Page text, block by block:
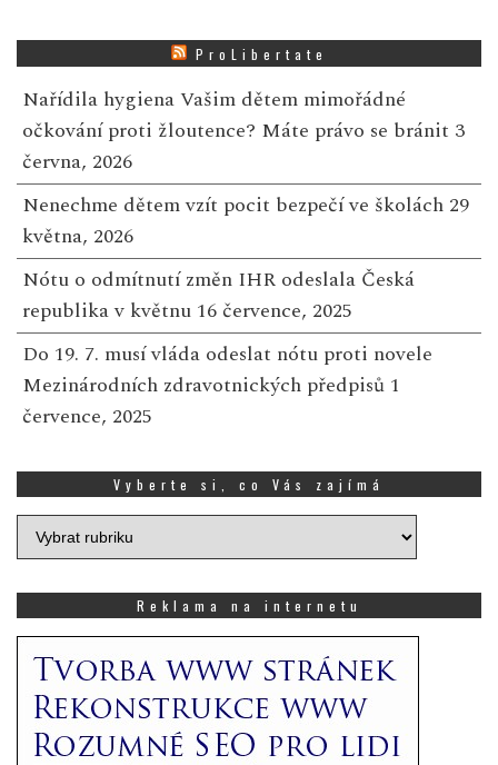
ProLibertate
Nařídila hygiena Vašim dětem mimořádné
očkování proti žloutence? Máte právo se bránit 3
června, 2026
Nenechme dětem vzít pocit bezpečí ve školách 29
května, 2026
Nótu o odmítnutí změn IHR odeslala Česká
republika v květnu 16 července, 2025
Do 19. 7. musí vláda odeslat nótu proti novele
Mezinárodních zdravotnických předpisů 1
července, 2025
Vyberte si, co Vás zajímá
Vyberte
si,
zajímá
Reklama na internetu